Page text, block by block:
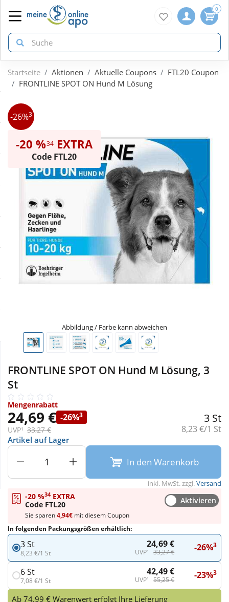
zurück
ÜBERSICHT AKTIONEN
Aktuelle Coupons
Gratis dazu
Neuheiten
Schnäppchen
Täglich gut versorgt
zurück
ÜBERSICHT KATEGORIEN
Arzneimittel
Bio & Genuss
Diabetes
Körperpflege & Kosmetik
Liebe & Erotik
Nahrungsergänzung
Sanitätshaus
Sport & Fitness
Wellness
zurück
ÜBERSICHT MARKEN
1A Pharma
Doppelherz
Eucerin
Physiogel
Aliud Pharma
0
Startseite Aktionen Aktuelle Coupons
FTL20 Coupon
FRONTLINE SPOT ON Hund M Lösung
-26%3
-20 %34EXTRA
Code FTL20
Abbildung / Farbe kann abweichen
FRONTLINE SPOT ON Hund M Lösung, 3
St
Mengenrabatt
24,69 € -26%3
UVP¹ 33,27 €
3 St
Grundpreis:
8,23 €/1 St
Artikel auf Lager
In den Warenkorb
inkl. MwSt. zzgl.Versand
-20 %34EXTRA
Code FTL20
Aktivieren
Sie sparen4,94€ mit diesem Coupon
In folgenden Packungsgrößen erhältlich:
3 St
8,23 €/1 St
24,69 €
UVP¹ 33,27 € -26%3
6 St
7,08 €/1 St
42,49 €
UVP¹ 55,25 € -23%3
Ab 74.99 € Warenwert erfolgt Ihre Lieferung